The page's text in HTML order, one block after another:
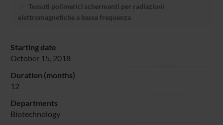
Tessuti polimerici schermanti per radiazioni
elettromagnetiche a bassa frequenza
Starting date
October 15, 2018
Duration (months)
12
Departments
Biotechnology